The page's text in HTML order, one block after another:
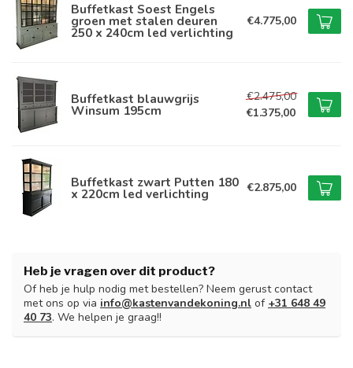
Buffetkast Soest Engels
groen met stalen deuren
250 x 240cm led verlichting
€4.775,00
Buffetkast blauwgrijs
Winsum 195cm
€2.475,00
€1.375,00
Buffetkast zwart Putten 180
x 220cm led verlichting €2.875,00
Heb je vragen over dit product?
Of heb je hulp nodig met bestellen? Neem gerust contact
met ons op via info@kastenvandekoning.nl of +31 648 49
40 73. We helpen je graag!!